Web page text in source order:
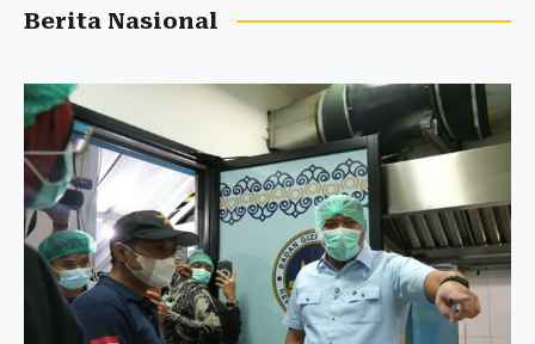
Berita Nasional